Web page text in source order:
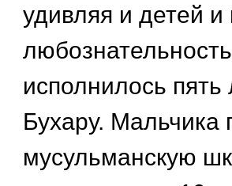
удивляя и детей
исполнилось
Бухару. Мальчика
мусульманскую